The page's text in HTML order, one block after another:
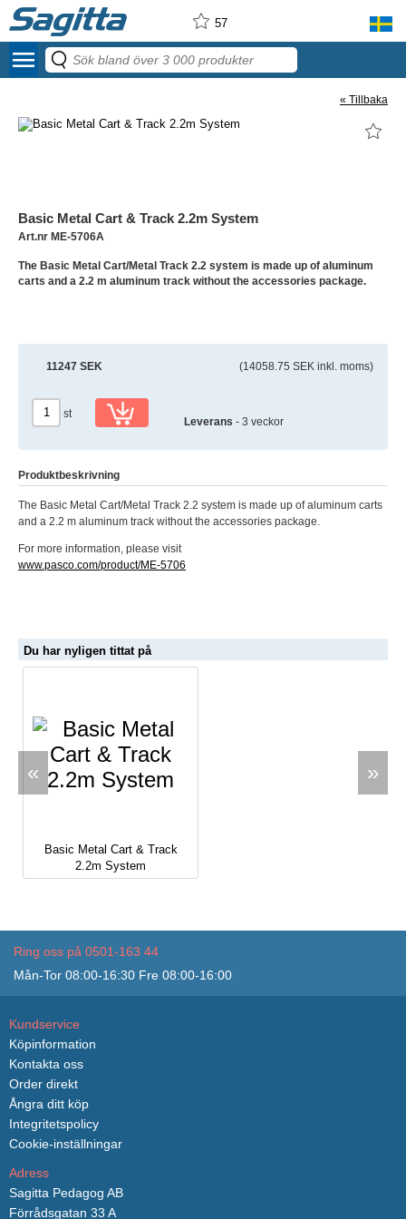
57
menu
« Tillbaka
Basic Metal Cart & Track 2.2m System
Art.nr ME-5706A
The Basic Metal Cart/Metal Track 2.2 system is made up of aluminum
carts and a 2.2 m aluminum track without the accessories package.
11247 SEK (14058.75 SEK inkl. moms)
st
Leverans - 3 veckor
Produktbeskrivning
The Basic Metal Cart/Metal Track 2.2 system is made up of aluminum carts
and a 2.2 m aluminum track without the accessories package.
For more information, please visit
www.pasco.com/product/ME-5706
Du har nyligen tittat på
«
Basic Metal Cart & Track
2.2m System
»
Ring oss på 0501-163 44
Mån-Tor 08:00-16:30 Fre 08:00-16:00
Kundservice
Köpinformation
Kontakta oss
Order direkt
Ångra ditt köp
Integritetspolicy
Cookie-inställningar
Adress
Sagitta Pedagog AB
Förrådsgatan 33 A